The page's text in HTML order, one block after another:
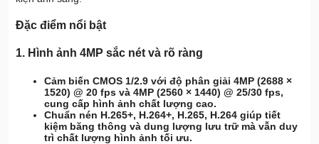
Đặc điểm nổi bật
1. Hình ảnh 4MP sắc nét và rõ ràng
Cảm biến CMOS 1/2.9 với độ phân giải4MP (2688 ×
1520) @ 20 fps và4MP (2560 × 1440) @ 25/30 fps,
cung cấp hình ảnh chất lượng cao.
Chuẩn nén H.265+, H.264+, H.265, H.264 giúp tiết
kiệm băng thông và dung lượng lưu trữ mà vẫn duy
trì chất lượng hình ảnh tối ưu.